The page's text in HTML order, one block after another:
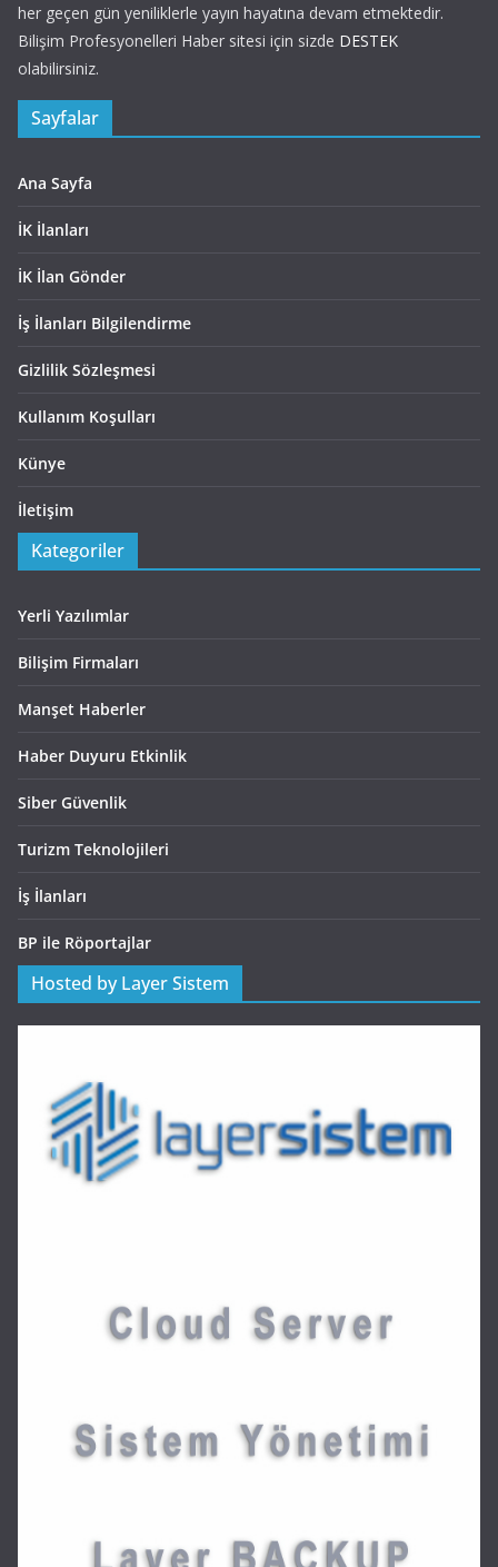
her geçen gün yeniliklerle yayın hayatına devam etmektedir.
Bilişim Profesyonelleri Haber sitesi için sizde DESTEK
olabilirsiniz.
Sayfalar
Ana Sayfa
İK İlanları
İK İlan Gönder
İş İlanları Bilgilendirme
Gizlilik Sözleşmesi
Kullanım Koşulları
Künye
İletişim
Kategoriler
Yerli Yazılımlar
Bilişim Firmaları
Manşet Haberler
Haber Duyuru Etkinlik
Siber Güvenlik
Turizm Teknolojileri
İş İlanları
BP ile Röportajlar
Hosted by Layer Sistem